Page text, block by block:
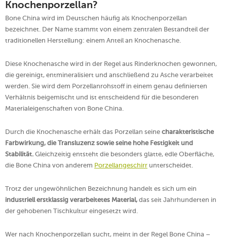
Knochenporzellan?
Bone China wird im Deutschen häufig als Knochenporzellan
bezeichnet. Der Name stammt von einem zentralen Bestandteil der
traditionellen Herstellung: einem Anteil an Knochenasche.
Diese Knochenasche wird in der Regel aus Rinderknochen gewonnen,
die gereinigt, entmineralisiert und anschließend zu Asche verarbeitet
werden. Sie wird dem Porzellanrohstoff in einem genau definierten
Verhältnis beigemischt und ist entscheidend für die besonderen
Materialeigenschaften von Bone China.
Durch die Knochenasche erhält das Porzellan seine charakteristische
Farbwirkung, die Transluzenz sowie seine hohe Festigkeit und
Stabilität. Gleichzeitig entsteht die besonders glatte, edle Oberfläche,
die Bone China von anderem Porzellangeschirr unterscheidet.
Trotz der ungewöhnlichen Bezeichnung handelt es sich um ein
industriell erstklassig verarbeitetes Material, das seit Jahrhunderten in
der gehobenen Tischkultur eingesetzt wird.
Wer nach Knochenporzellan sucht, meint in der Regel Bone China –